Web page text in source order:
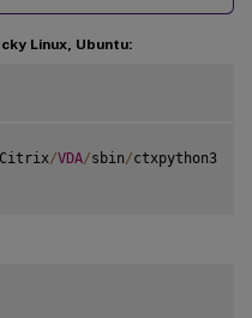
Linux, Ubuntu:
Citrix/VDA/sbin/ctxpython3